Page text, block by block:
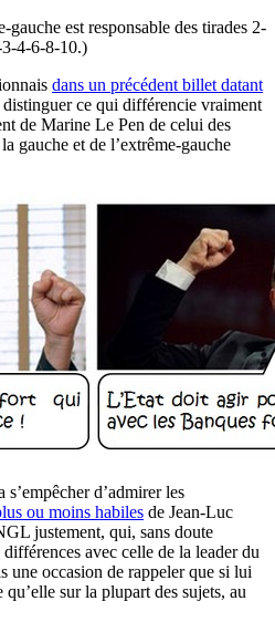
est responsable des tirades 2-
3-4-6-8-10.)
dans un précédent billet datant
ce qui différencie vraiment
de Marine Le Pen de celui des
gauche et de l’extrême-gauche
d’admirer les
ou moins habiles de Jean-Luc
justement, qui, sans doute
différences avec celle de la leader du
une occasion de rappeler que si lui
sur la plupart des sujets, au